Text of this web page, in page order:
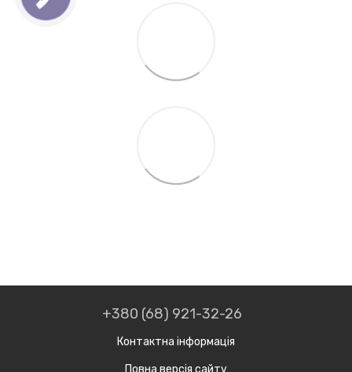
+380 (68) 921-32-26
Контактна інформація
Повна версія сайту